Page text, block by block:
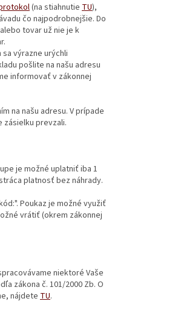
(na stiahnutie TU),
čo najpodrobnejšie. Do
tovar už nie je k
výrazne urýchli
pošlite na našu adresu
informovať v zákonnej
na našu adresu. V prípade
zásielku prevzali.
je možné uplatniť iba 1
platnosť bez náhrady.
Poukaz je možné využiť
vrátiť (okrem zákonnej
niektoré Vaše
zákona č. 101/2000 Zb. O
nájdete TU.